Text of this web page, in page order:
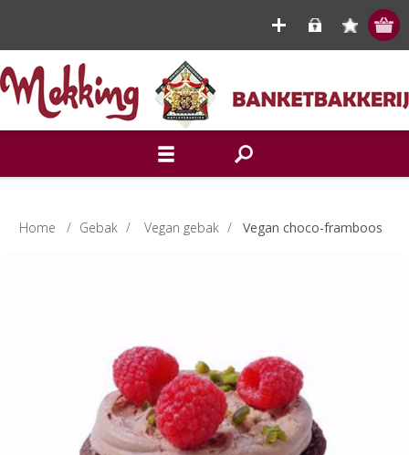
Home / Gebak / Vegan gebak / Vegan choco-framboos